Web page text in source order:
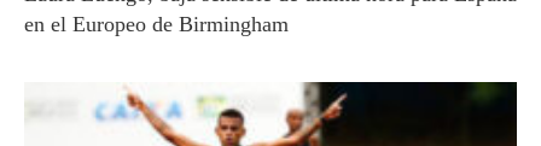
en el Europeo de Birmingham